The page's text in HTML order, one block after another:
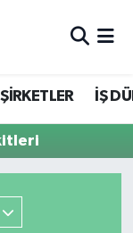
ŞİRKETLER İŞ